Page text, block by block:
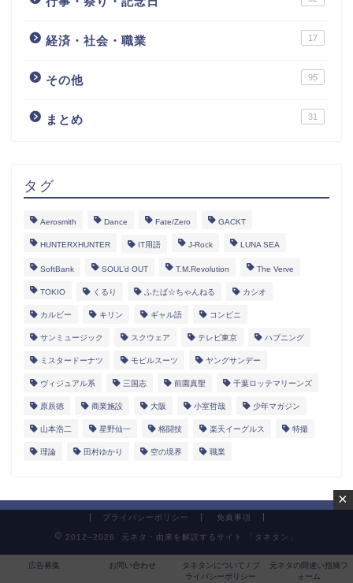
経済・社会・職業 17
その他 95
まとめ 31
タグ
Aerosmith Dance Fate/Zero GACKT
HUNTERXHUNTER IT用語 J-Rock LUNA SEA
SoftBank SOUL’d OUT T.M.Revolution The Verve
TOKIO くるり ふたば☆ちゃんねる カシオ
カルビー キリン ギャル語 コンビニ
サンミュージック スクウェア テレビ東京 ハプニング
ミスタードーナツ モビルスーツ ヤングサンデー
ヴィジュアル系 三国志 前園真聖 千葉ロッテマリーンズ
原辰徳 商業施設 大阪 小室哲哉 少年マガジン
山本浩二 星野仙一 格闘技 楽天イーグルス 特撮
理論 田村ゆかり 空の境界 職業
プライバシーポリシー 免責事項
2012–2026 元ネタ・由来を解説するサイト 「タネタン」
広告募集 お問い合わせ
タネタンについて / プ
ライバシーポリシー
元ネタの間違い指摘フ
ォーム
×